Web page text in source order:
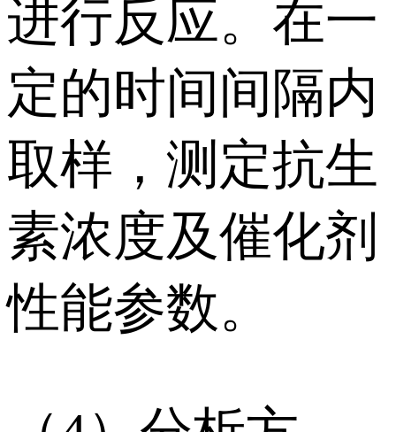
进行反应。在一
定的时间间隔内
取样，测定抗生
素浓度及催化剂
性能参数。